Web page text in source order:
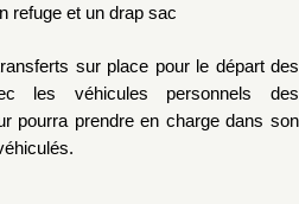
refuge et un drap sac
sur place pour le départ des
les véhicules personnels des
pourra prendre en charge dans son